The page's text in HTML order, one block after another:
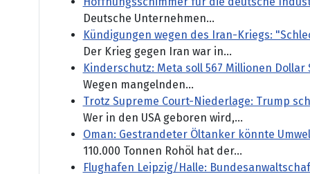
Deutsche Unternehmen...
Kündigungen wegen des Iran-Kriegs:
Der Krieg gegen Iran war in...
Kinderschutz: Meta soll 567 Millionen Dollar
Wegen mangelnden...
Trotz Supreme Court-Niederlage: Trump
Wer in den USA geboren wird,...
Oman: Gestrandeter Öltanker könnte
110.000 Tonnen Rohöl hat der...
Flughafen Leipzig/Halle: